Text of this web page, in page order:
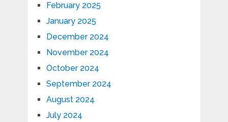
February 2025
January 2025
December 2024
November 2024
October 2024
September 2024
August 2024
July 2024